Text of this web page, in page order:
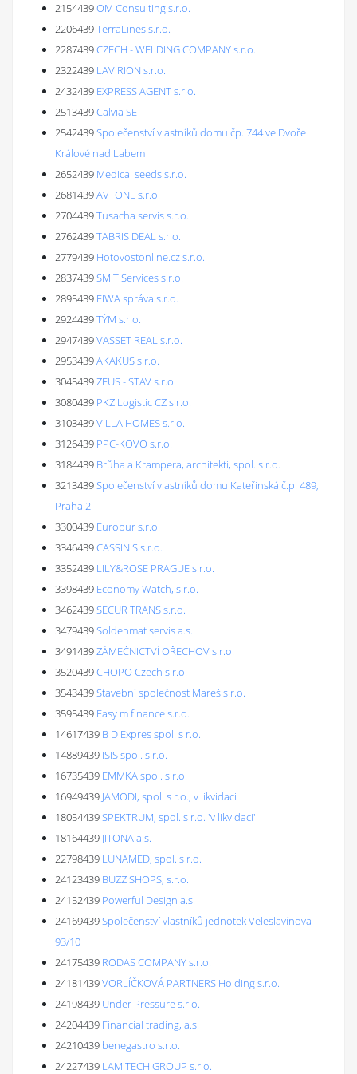
2154439OM Consulting s.r.o.
2206439TerraLines s.r.o.
2287439CZECH - WELDING COMPANY s.r.o.
2322439 LAVIRION s.r.o.
2432439 EXPRESS AGENT s.r.o.
2513439Calvia SE
2542439Společenství vlastníků domu čp. 744 ve Dvoře
Králové nad Labem
2652439 Medical seeds s.r.o.
2681439AVTONE s.r.o.
2704439Tusacha servis s.r.o.
2762439TABRIS DEAL s.r.o.
2779439 Hotovostonline.cz s.r.o.
2837439SMIT Services s.r.o.
2895439 FIWA správa s.r.o.
2924439TÝM s.r.o.
2947439VASSET REAL s.r.o.
2953439AKAKUS s.r.o.
3045439ZEUS - STAV s.r.o.
3080439 PKZ Logistic CZ s.r.o.
3103439VILLA HOMES s.r.o.
3126439 PPC-KOVO s.r.o.
3184439 Brůha a Krampera, architekti, spol. s r.o.
3213439Společenství vlastníků domu Kateřinská č.p. 489,
Praha 2
3300439 Europur s.r.o.
3346439CASSINIS s.r.o.
3352439 LILY&ROSE PRAGUE s.r.o.
3398439 Economy Watch, s.r.o.
3462439SECUR TRANS s.r.o.
3479439Soldenmat servis a.s.
3491439ZÁMEČNICTVÍ OŘECHOV s.r.o.
3520439CHOPO Czech s.r.o.
3543439Stavební společnost Mareš s.r.o.
3595439 Easy m finance s.r.o.
14617439 B D Expres spol. s r.o.
14889439 ISIS spol. s r.o.
16735439 EMMKA spol. s r.o.
16949439 JAMODI, spol. s r.o., v likvidaci
18054439SPEKTRUM, spol. s r.o. 'v likvidaci'
18164439 JITONA a.s.
22798439 LUNAMED, spol. s r.o.
24123439 BUZZ SHOPS, s.r.o.
24152439 Powerful Design a.s.
24169439Společenství vlastníků jednotek Veleslavínova
93/10
24175439 RODAS COMPANY s.r.o.
24181439VORLÍČKOVÁ PARTNERS Holding s.r.o.
24198439 Under Pressure s.r.o.
24204439 Financial trading, a.s.
24210439 benegastro s.r.o.
24227439 LAMITECH GROUP s.r.o.